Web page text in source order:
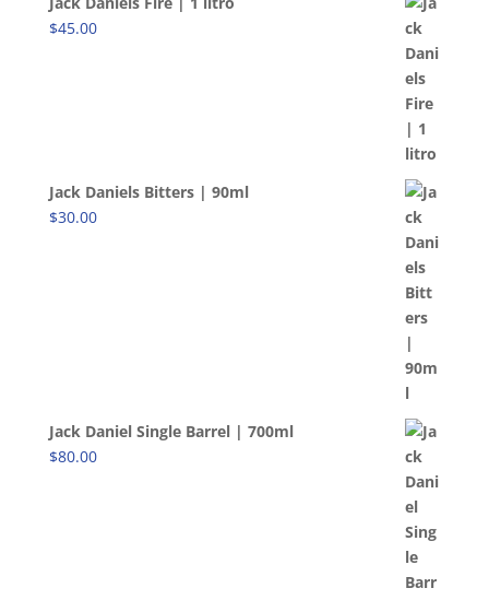
$45.00
Jack Daniels Bitters | 90ml
$30.00
Jack Daniel Single Barrel | 700ml
$80.00